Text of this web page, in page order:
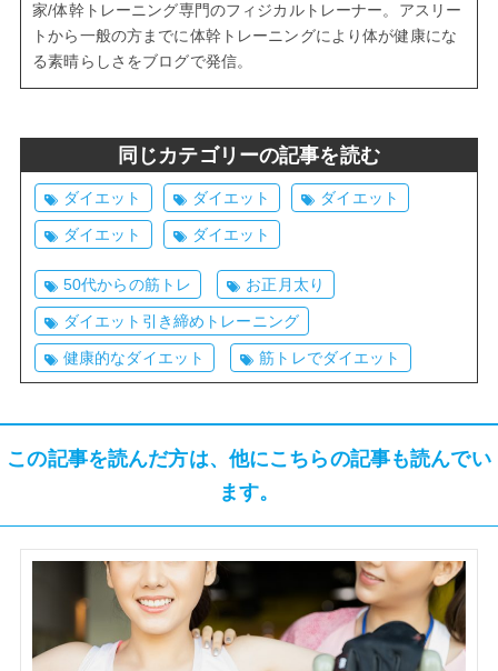
家/体幹トレーニング専門のフィジカルトレーナー。アスリー
トから一般の方までに体幹トレーニングにより体が健康にな
る素晴らしさをブログで発信。
同じカテゴリーの記事を読む
ダイエット ダイエット ダイエット
ダイエット ダイエット
50代からの筋トレ お正月太り
ダイエット引き締めトレーニング
健康的なダイエット 筋トレでダイエット
この記事を読んだ方は、他にこちらの記事も読んでい
ます。